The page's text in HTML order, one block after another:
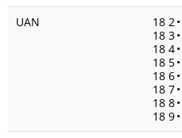
UAN
18 2•
18 3•
18 4•
18 5•
18 6•
18 7•
18 8•
18 9•